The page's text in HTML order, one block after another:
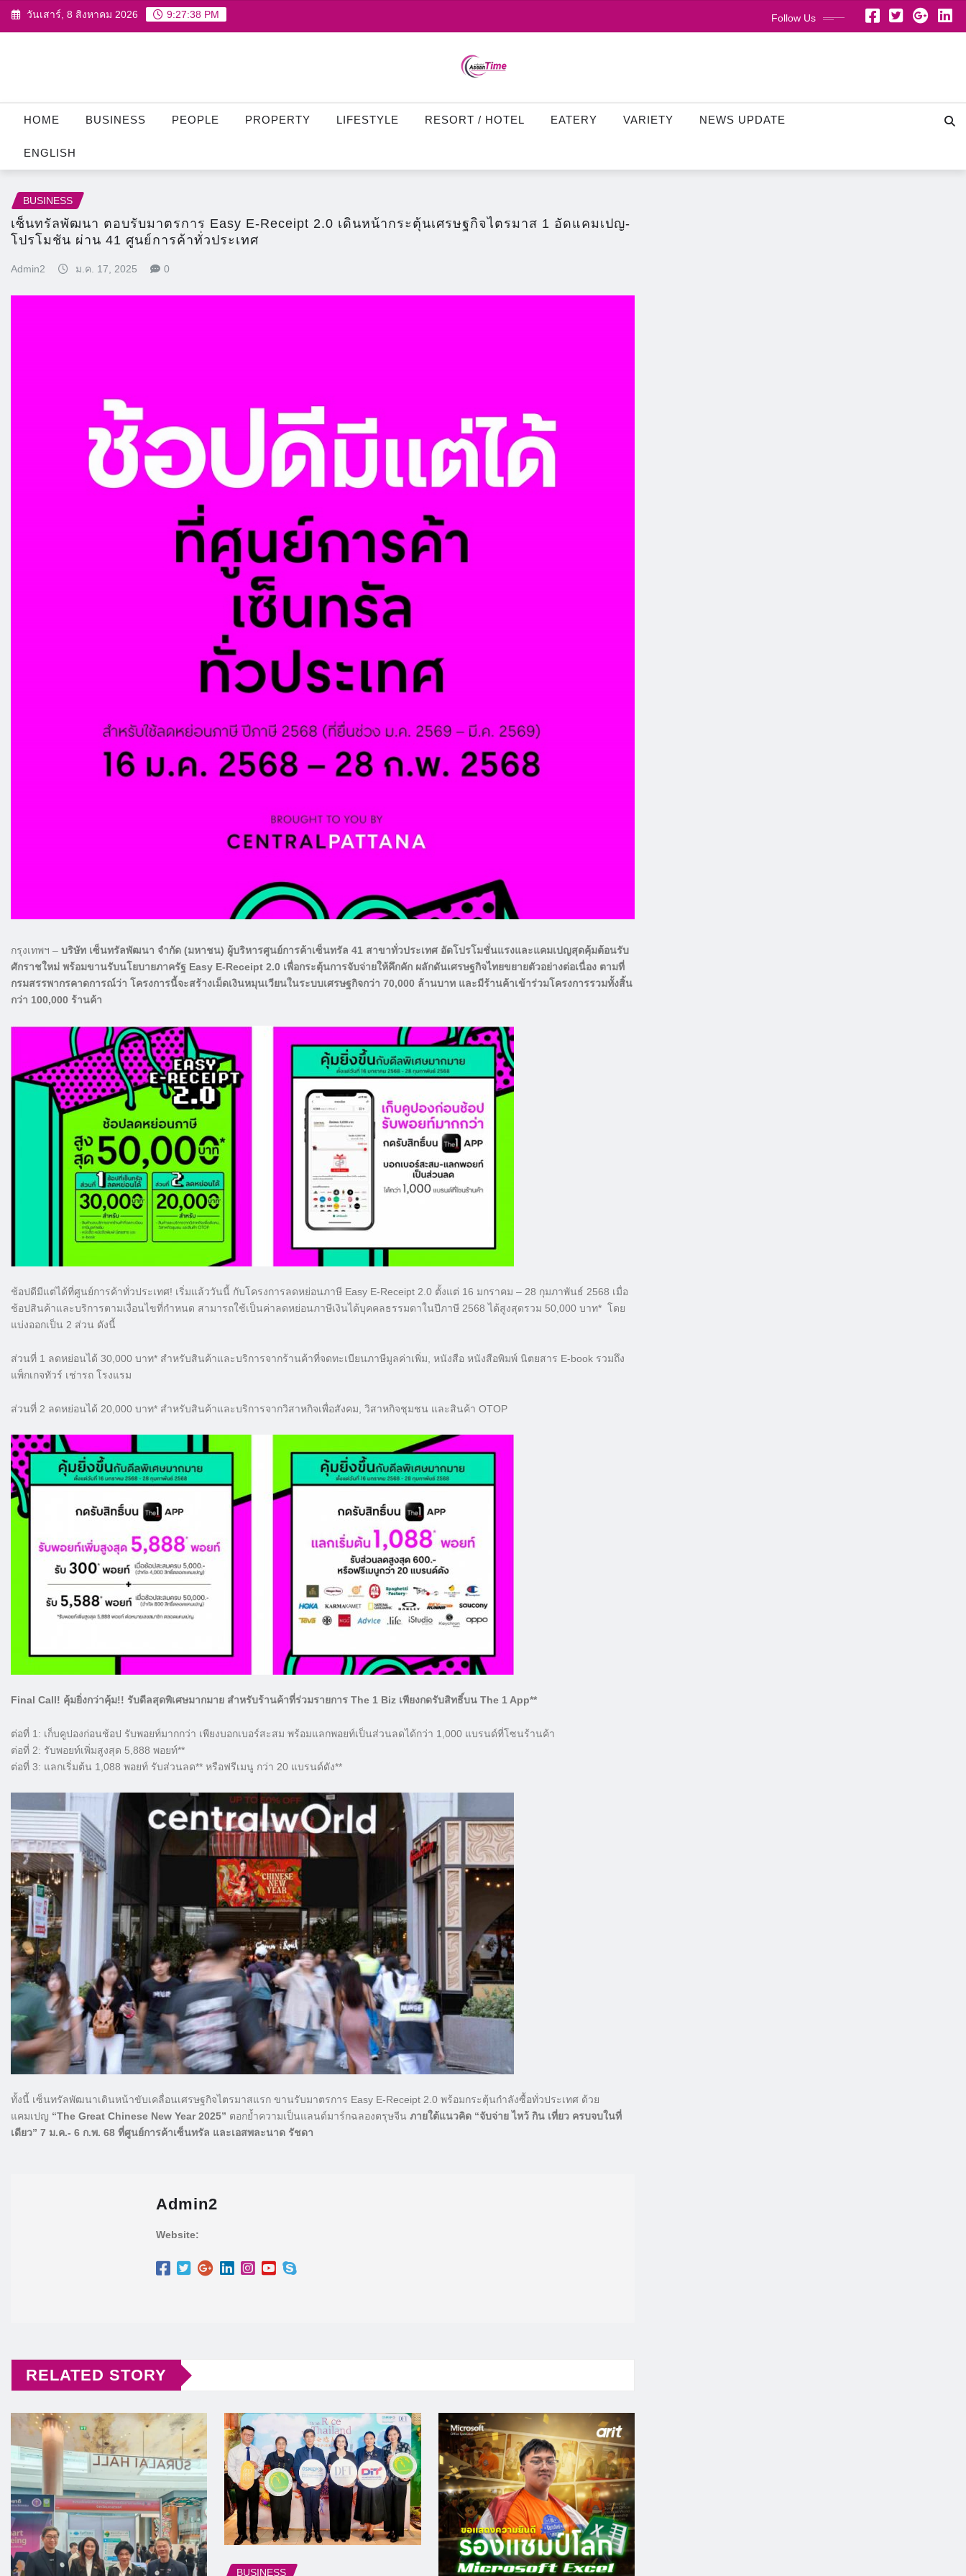
Skip วันเสาร์, 8 สิงหาคม 2026 9:27:39 PM Follow Us
HOME BUSINESS PEOPLE PROPERTY LIFESTYLE RESORT / HOTEL EATERY VARIETY NEWS UPDATE
ENGLISH
BUSINESS
เซ็นทรัลพัฒนา ตอบรับมาตรการ Easy E-Receipt 2.0 เดินหน้ากระตุ้นเศรษฐกิจไตรมาส 1 อัดแคมเปญ-
โปรโมชัน ผ่าน 41 ศูนย์การค้าทั่วประเทศ
Admin2 ม.ค. 17, 2025 0
กรุงเทพฯ – บริษัท เซ็นทรัลพัฒนา จำกัด (มหาชน) ผู้บริหารศูนย์การค้าเซ็นทรัล 41 สาขาทั่วประเทศ อัดโปรโมชั่นแรงและแคมเปญสุดคุ้มต้อนรับ
ศักราชใหม่ พร้อมขานรับนโยบายภาครัฐ Easy E-Receipt 2.0 เพื่อกระตุ้นการจับจ่ายให้คึกคัก ผลักดันเศรษฐกิจไทยขยายตัวอย่างต่อเนื่อง ตามที่
กรมสรรพากรคาดการณ์ว่า โครงการนี้จะสร้างเม็ดเงินหมุนเวียนในระบบเศรษฐกิจกว่า 70,000 ล้านบาท และมีร้านค้าเข้าร่วมโครงการรวมทั้งสิ้น
กว่า 100,000 ร้านค้า
ช้อปดีมีแต่ได้ที่ศูนย์การค้าทั่วประเทศ! เริ่มแล้ววันนี้ กับโครงการลดหย่อนภาษี Easy E-Receipt 2.0 ตั้งแต่ 16 มกราคม – 28 กุมภาพันธ์ 2568 เมื่อ
ช้อปสินค้าและบริการตามเงื่อนไขที่กำหนด สามารถใช้เป็นค่าลดหย่อนภาษีเงินได้บุคคลธรรมดาในปีภาษี 2568 ได้สูงสุดรวม 50,000 บาท* โดย
แบ่งออกเป็น 2 ส่วน ดังนี้
ส่วนที่ 1 ลดหย่อนได้ 30,000 บาท* สำหรับสินค้าและบริการจากร้านค้าที่จดทะเบียนภาษีมูลค่าเพิ่ม, หนังสือ หนังสือพิมพ์ นิตยสาร E-book รวมถึง
แพ็กเกจทัวร์ เช่ารถ โรงแรม
ส่วนที่ 2 ลดหย่อนได้ 20,000 บาท* สำหรับสินค้าและบริการจากวิสาหกิจเพื่อสังคม, วิสาหกิจชุมชน และสินค้า OTOP
Final Call! คุ้มยิ่งกว่าคุ้ม!! รับดีลสุดพิเศษมากมาย สำหรับร้านค้าที่ร่วมรายการ The 1 Biz เพียงกดรับสิทธิ์บน The 1 App**
ต่อที่ 1: เก็บคูปองก่อนช้อป รับพอยท์มากกว่า เพียงบอกเบอร์สะสม พร้อมแลกพอยท์เป็นส่วนลดได้กว่า 1,000 แบรนด์ที่โซนร้านค้า
ต่อที่ 2: รับพอยท์เพิ่มสูงสุด 5,888 พอยท์**
ต่อที่ 3: แลกเริ่มต้น 1,088 พอยท์ รับส่วนลด** หรือฟรีเมนู กว่า 20 แบรนด์ดัง**
ทั้งนี้ เซ็นทรัลพัฒนาเดินหน้าขับเคลื่อนเศรษฐกิจไตรมาสแรก ขานรับมาตรการ Easy E-Receipt 2.0 พร้อมกระตุ้นกำลังซื้อทั่วประเทศ ด้วย
แคมเปญ “The Great Chinese New Year 2025” ตอกย้ำความเป็นแลนด์มาร์กฉลองตรุษจีน ภายใต้แนวคิด “จับจ่าย ไหว้ กิน เที่ยว ครบจบในที่
เดียว” 7 ม.ค.- 6 ก.พ. 68 ที่ศูนย์การค้าเซ็นทรัล และเอสพละนาด รัชดา
Admin2
Website:
RELATED STORY
BUSINESS